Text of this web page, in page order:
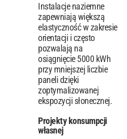
Instalacje naziemne
zapewniają większą
elastyczność w zakresie
orientacji i często
pozwalają na
osiągnięcie 5000 kWh
przy mniejszej liczbie
paneli dzięki
zoptymalizowanej
ekspozycji słonecznej.
Projekty konsumpcji
własnej